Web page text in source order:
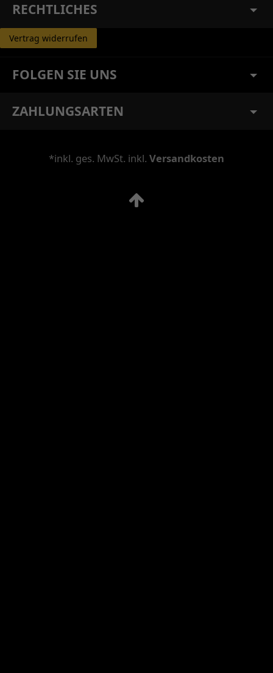
RECHTLICHES
Vertrag widerrufen
FOLGEN SIE UNS
ZAHLUNGSARTEN
*inkl. ges. MwSt. inkl. Versandkosten